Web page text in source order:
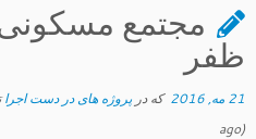
ظفر
21 مه, 2016 ‎که در پروژه های در دست اجرا
ago)